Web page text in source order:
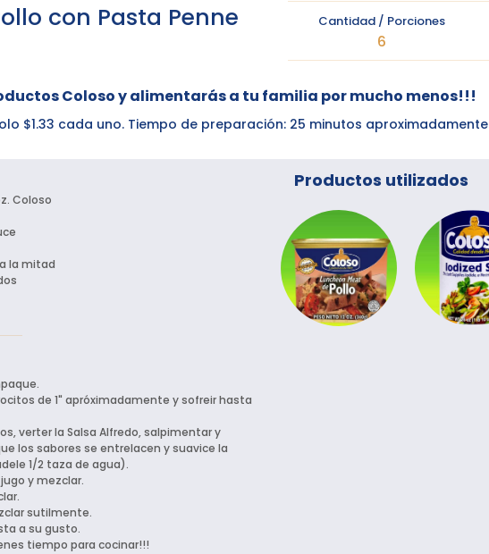
con Pasta Penne
Cantidad / Porciones
6
Coloso y alimentarás a tu familia por mucho menos!!!
$1.33 cada uno. Tiempo de preparación: 25 minutos aproximadamente
Coloso
la mitad
de 1" apróximadamente y sofreir hasta
verter la Salsa Alfredo, salpimentar y
los sabores se entrelacen y suavice la
1/2 taza de agua).
y mezclar.
sutilmente.
a su gusto.
tiempo para cocinar!!!
Productos utilizados